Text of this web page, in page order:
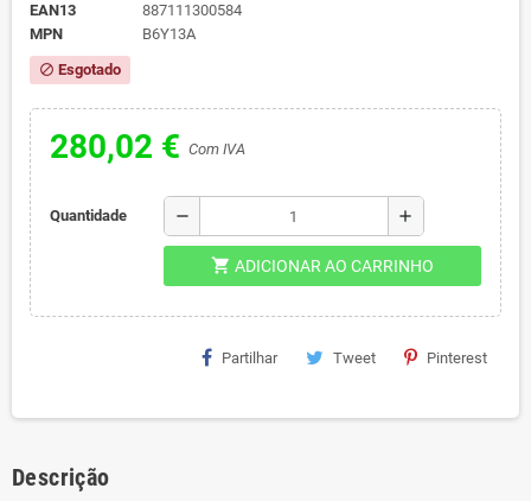
EAN13
887111300584
MPN
B6Y13A
block Esgotado
280,02 € Com IVA
Quantidade remove add
shopping_cart ADICIONAR AO CARRINHO
Partilhar Tweet Pinterest
Descrição